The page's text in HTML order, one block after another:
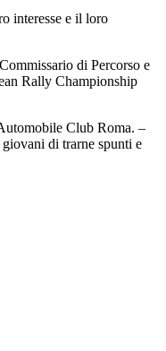
interesse e il loro
di Percorso e
Rally Championship
Club Roma. –
di trarne spunti e